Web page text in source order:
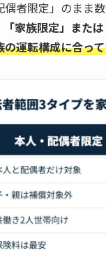
偶者限定」のまま
「家族限定」また
の運転構成に合っ